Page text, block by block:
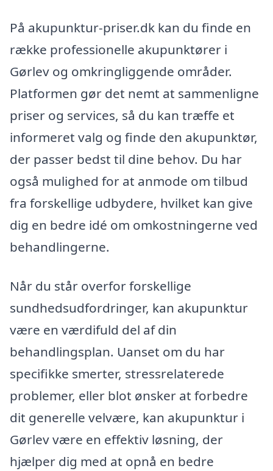
På akupunktur-priser.dk kan du finde en
række professionelle akupunktører i
Gørlev og omkringliggende områder.
Platformen gør det nemt at sammenligne
priser og services, så du kan træffe et
informeret valg og finde den akupunktør,
der passer bedst til dine behov. Du har
også mulighed for at anmode om tilbud
fra forskellige udbydere, hvilket kan give
dig en bedre idé om omkostningerne ved
behandlingerne.
Når du står overfor forskellige
sundhedsudfordringer, kan akupunktur
være en værdifuld del af din
behandlingsplan. Uanset om du har
specifikke smerter, stressrelaterede
problemer, eller blot ønsker at forbedre
dit generelle velvære, kan akupunktur i
Gørlev være en effektiv løsning, der
hjælper dig med at opnå en bedre